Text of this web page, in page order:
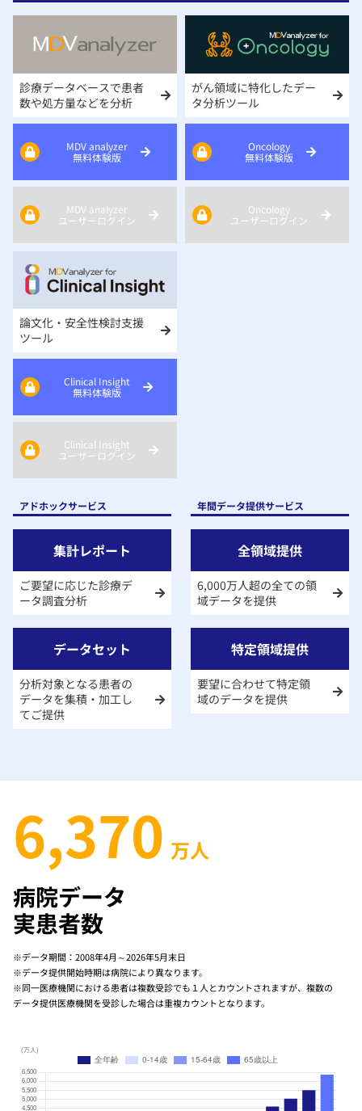
診療データベースで患者
数や処方量などを分析
MDV analyzer
無料体験版
MDV analyzer
ユーザーログイン
がん領域に特化したデー
タ分析ツール
Oncology
無料体験版
Oncology
ユーザーログイン
論文化・安全性検討支援
ツール
Clinical Insight
無料体験版
Clinical Insight
ユーザーログイン
アドホックサービス
集計レポート
ご要望に応じた診療デ
ータ調査分析
データセット
分析対象となる患者の
データを集積・加工し
てご提供
年間データ提供サービス
全領域提供
6,000万人超の全ての領
域データを提供
特定領域提供
要望に合わせて特定領
域のデータを提供
6,370 万人
病院データ
実患者数
※データ期間：2008年4月～2026年5月末日
※データ提供開始時期は病院により異なります。
※同一医療機関における患者は複数受診でも１人とカウントされますが、複数の
データ提供医療機関を受診した場合は重複カウントとなります。